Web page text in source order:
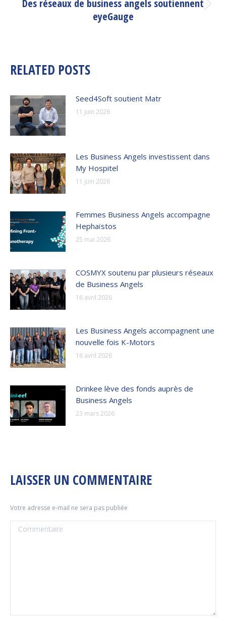
Article
suivant
Des réseaux de business angels soutiennent
eyeGauge
RELATED POSTS
Seed4Soft soutient Matr
11 juin 2026
Les Business Angels investissent dans
My Hospitel
11 juin 2026
Femmes Business Angels accompagne
Hephaïstos
25 mai 2026
COSMYX soutenu par plusieurs réseaux
de Business Angels
16 avril 2026
Les Business Angels accompagnent une
nouvelle fois K-Motors
16 avril 2026
Drinkee lève des fonds auprès de
Business Angels
23 mars 2026
LAISSER UN COMMENTAIRE
Votre adresse e-mail ne sera pas publiée
Commentaire